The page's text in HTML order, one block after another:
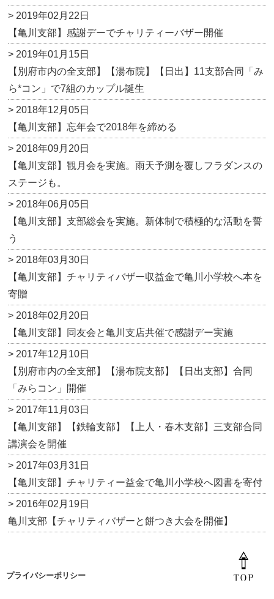
> 2019年02月22日
【亀川支部】感謝デーでチャリティーバザー開催
> 2019年01月15日
【別府市内の全支部】【湯布院】【日出】11支部合同「み
ら*コン」で7組のカップル誕生
> 2018年12月05日
【亀川支部】忘年会で2018年を締める
> 2018年09月20日
【亀川支部】観月会を実施。雨天予測を覆しフラダンスの
ステージも。
> 2018年06月05日
【亀川支部】支部総会を実施。新体制で積極的な活動を誓
う
> 2018年03月30日
【亀川支部】チャリティバザー収益金で亀川小学校へ本を
寄贈
> 2018年02月20日
【亀川支部】同友会と亀川支店共催で感謝デー実施
> 2017年12月10日
【別府市内の全支部】【湯布院支部】【日出支部】合同
「みらコン」開催
> 2017年11月03日
【亀川支部】【鉄輪支部】【上人・春木支部】三支部合同
講演会を開催
> 2017年03月31日
【亀川支部】チャリティー益金で亀川小学校へ図書を寄付
> 2016年02月19日
亀川支部【チャリティバザーと餅つき大会を開催】
プライバシーポリシー